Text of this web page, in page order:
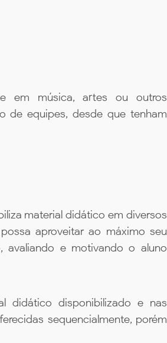
em música, artes ou outros
de equipes, desde que tenham
material didático em diversos
aproveitar ao máximo seu
avaliando e motivando o aluno
didático disponibilizado e nas
sequencialmente, porém